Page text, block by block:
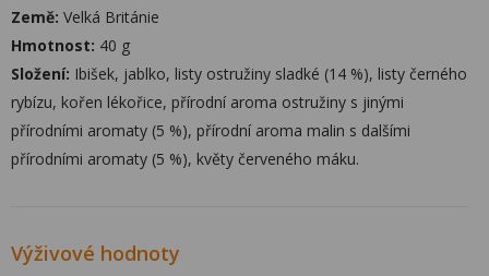
Země: Velká Británie
Hmotnost: 40 g
Složení: Ibišek, jablko, listy ostružiny sladké (14 %), listy černého
rybízu, kořen lékořice, přírodní aroma ostružiny s jinými
přírodními aromaty (5 %), přírodní aroma malin s dalšími
přírodními aromaty (5 %), květy červeného máku.
Výživové hodnoty